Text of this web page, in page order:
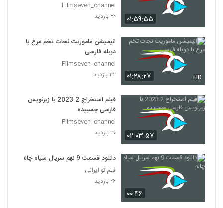
۰۱:۵۹:۵۵
Filmseven_channel
۳۰ بازدید
۰۱:۲۸:۲۷ HD
انیمیشن ماموریت نجات تخم مرغ با
دوبله فارسی
Filmseven_channel
۳۲ بازدید
۰۲:۰۳:۵۷
فیلم استخراج 2 2023 با زیرنویس
فارسی چسبیده
Filmseven_channel
۳۰ بازدید
۰۰:۴۶
دانلود قسمت 9 نهم سریال سیاه چاله
فیلم تو ایرانی
۲۶ بازدید